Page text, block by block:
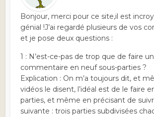
Bonjour, merci pour ce site,il est
génial !J’ai regardé plusieurs de vos
et je pose deux questions :
1 : N’est-ce-pas de trop que de faire un
commentaire en neuf sous-parties ?
Explication : On m’a toujours dit, et
vidéos le disent, l’idéal est de le faire
parties, et même en précisant de
suivante : trois parties subdivisées